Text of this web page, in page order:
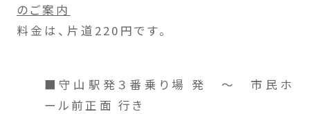
のご案内
料金は、片道220円です。
■守山駅発３番乗り場 発 ～ 市民ホ
ール前正面 行き